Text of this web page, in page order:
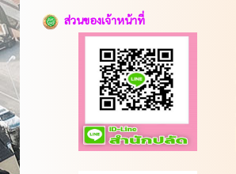
ส่วนของเจ้าหน้าที่